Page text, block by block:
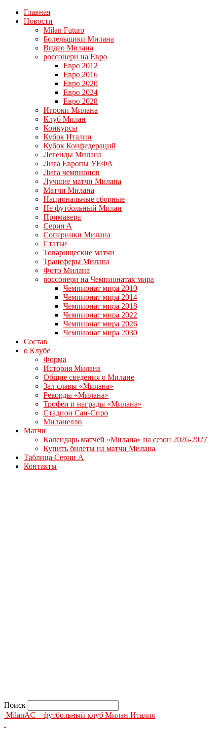
Главная
Новости
Milan Futuro
Болельщики Милана
Видео Милана
россонери на Евро
Евро 2012
Евро 2016
Евро 2020
Евро 2024
Евро 2028
Игроки Милана
Клуб Милан
Конкурсы
Кубок Италии
Кубок Конфедераций
Легенды Милана
Лига Европы УЕФА
Лига чемпионов
Лучшие матчи Милана
Матчи Милана
Национальные сборные
Не футбольный Милан
Примавера
Серия А
Соперники Милана
Статьи
Товарищеские матчи
Трансферы Милана
Фото Милана
россонери на Чемпионатах мира
Чемпионат мира 2010
Чемпионат мира 2014
Чемпионат мира 2018
Чемпионат мира 2022
Чемпионат мира 2026
Чемпионат мира 2030
Состав
о Клубе
Форма
История Милана
Общие сведения о Милане
Зал славы «Милана»
Рекорды «Милана»
Трофеи и награды «Милана»
Стадион Сан-Сиро
Миланелло
Матчи
Календарь матчей «Милана» на сезон 2026-2027
Купить билеты на матчи Милана
Таблица Серии А
Контакты
Поиск
MilanAC – футбольный клуб Милан Италия